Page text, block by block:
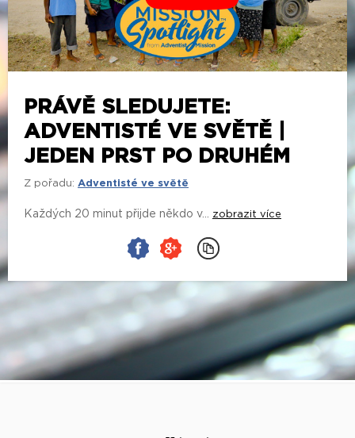
PRÁVĚ SLEDUJETE:
ADVENTISTÉ VE SVĚTĚ |
JEDEN PRST PO DRUHÉM
Z pořadu: Adventisté ve světě
Každých 20 minut přijde někdo v... zobrazit více